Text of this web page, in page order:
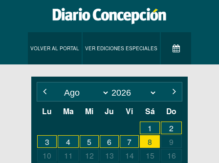
VOLVER AL PORTAL VER EDICIONES ESPECIALES
Lu Ma Mi Ju Vi Sá Do
1
2
3
4 5 6 7 8
9
10
11 12 13 14 15
16